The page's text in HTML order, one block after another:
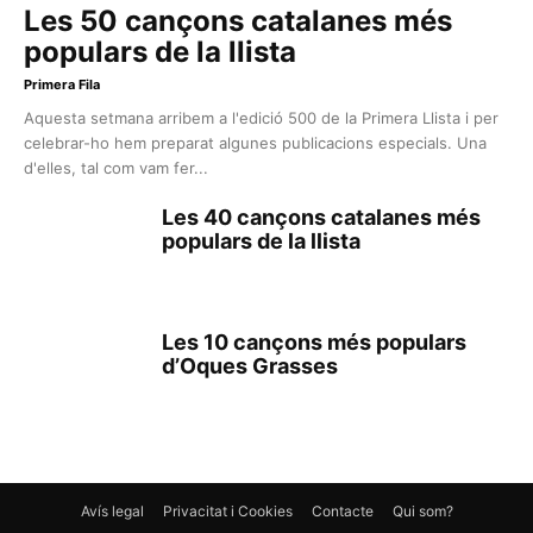
Les 50 cançons catalanes més
populars de la llista
Primera Fila
Aquesta setmana arribem a l'edició 500 de la Primera Llista i per
celebrar-ho hem preparat algunes publicacions especials. Una
d'elles, tal com vam fer...
Les 40 cançons catalanes més
populars de la llista
Les 10 cançons més populars
d’Oques Grasses
Avís legal Privacitat i Cookies Contacte Qui som?